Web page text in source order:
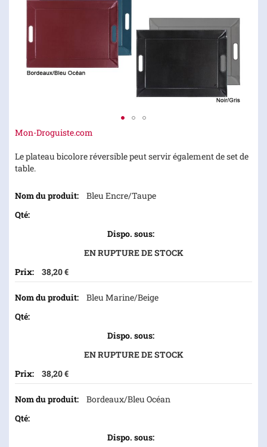
Mon-Droguiste.com
Le plateau bicolore réversible peut servir également de set de
table.
Articles
produit
Bleu Encre/Taupe
EN RUPTURE DE STOCK
38,20 €
Bleu Marine/Beige
EN RUPTURE DE STOCK
38,20 €
Bordeaux/Bleu Océan
Skip
the
beginning
the
images
gallery